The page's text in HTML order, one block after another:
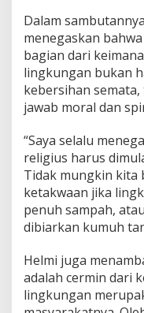
Dalam
menegaskan
bagian dari
lingkungan bukan
kebersihan
jawab moral dan
“Saya selalu
religius harus
Tidak mungkin kita
ketakwaan jika
penuh sampah,
dibiarkan kumuh
Helmi juga
adalah cermin dari
lingkungan